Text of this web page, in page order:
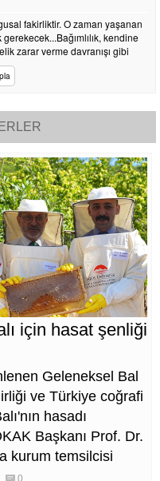
fakirliktir. O zaman yaşanan
kendine
zarar verme davranışı gibi
için hasat şenliği
Geleneksel Bal
ve Türkiye coğrafi
hasadı
Başkanı Prof. Dr.
kurum temsilcisi
0